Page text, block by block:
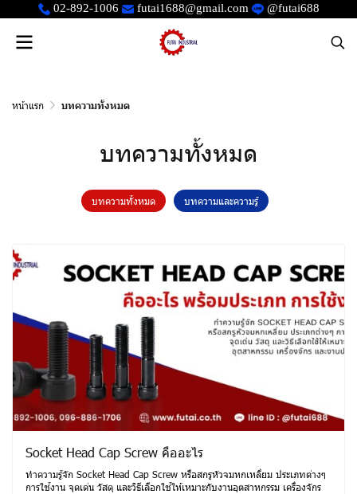
02-892-1006 futai1688@gmail.com @futai688
หน้าแรก บทความทั้งหมด
บทความทั้งหมด
บทความทั้งหมด บทความและความรู้
Socket Head Cap Screw คืออะไร
ทำความรู้จัก Socket Head Cap Screw หรือสกรูหัวจมหกเหลี่ยม ประเภทต่างๆ
การใช้งาน จุดเด่น วัสดุ และวิธีเลือกใช้ให้เหมาะกับงานอุตสาหกรรม เครื่องจักร